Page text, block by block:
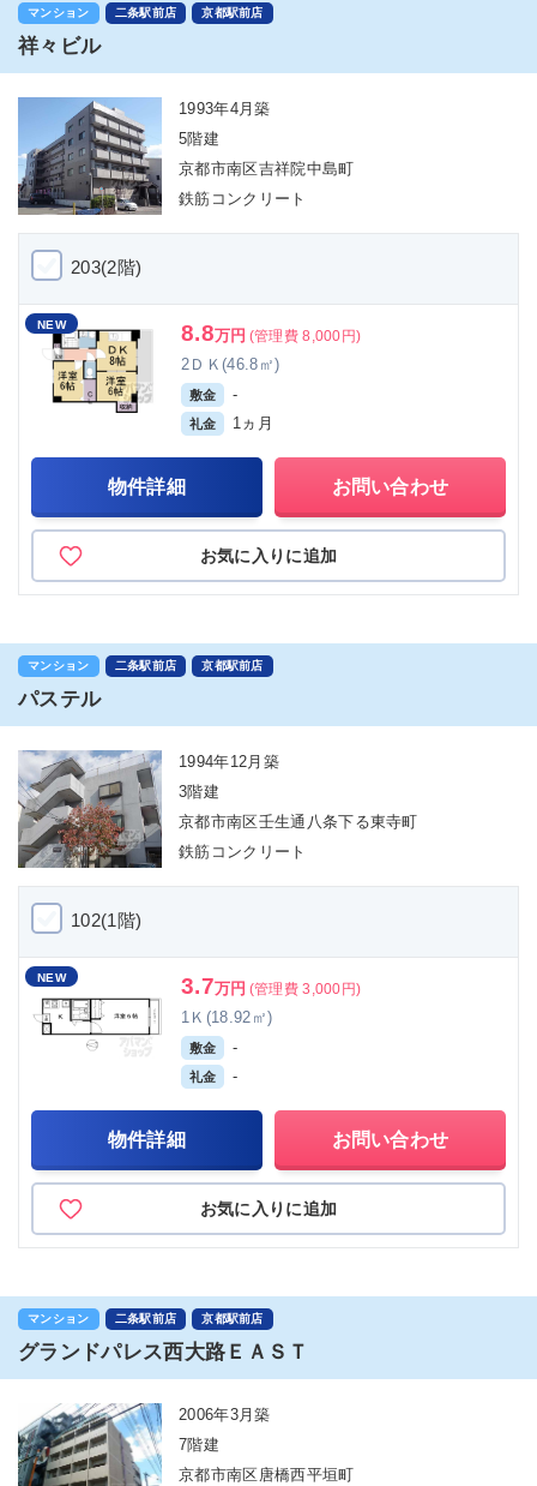
マンション 二条駅前店 京都駅前店
祥々ビル
1993年4月築
5階建
京都市南区吉祥院中島町
鉄筋コンクリート
203(2階)
NEW 8.8万円 (管理費 8,000円)
2ＤＫ(46.8㎡)
敷金 -
礼金 1ヵ月
物件詳細 お問い合わせ
お気に入りに追加
マンション 二条駅前店 京都駅前店
パステル
1994年12月築
3階建
京都市南区壬生通八条下る東寺町
鉄筋コンクリート
102(1階)
NEW 3.7万円 (管理費 3,000円)
1Ｋ(18.92㎡)
敷金 -
礼金 -
物件詳細 お問い合わせ
お気に入りに追加
マンション 二条駅前店 京都駅前店
グランドパレス西大路ＥＡＳＴ
2006年3月築
7階建
京都市南区唐橋西平垣町